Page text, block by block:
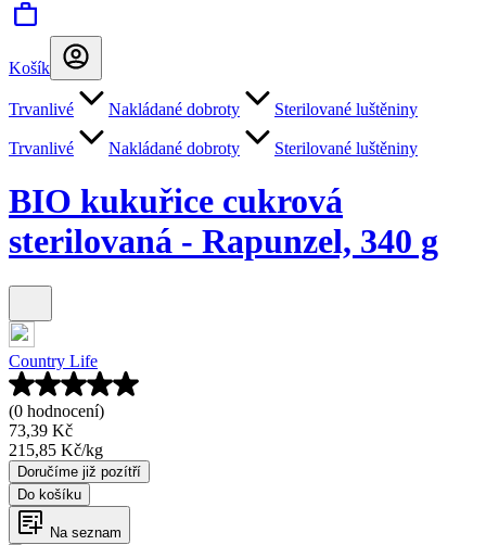
Košík
Trvanlivé Nakládané dobroty Sterilované luštěniny
Trvanlivé Nakládané dobroty Sterilované luštěniny
BIO kukuřice cukrová
sterilovaná - Rapunzel, 340 g
Country Life
(0 hodnocení)
73,39 Kč
215,85 Kč/kg
Doručíme již pozítří
Do košíku
Na seznam